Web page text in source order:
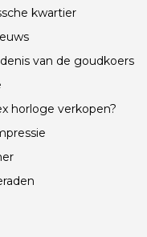
kwartier
van de goudkoers
horloge verkopen?